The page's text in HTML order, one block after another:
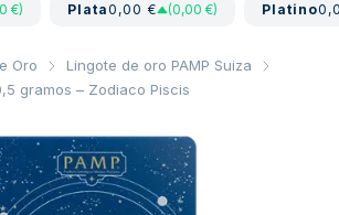
€) Plata0,00 € (0,00 €) Platino
Oro
Lingote de oro PAMP Suiza
gramos – Zodiaco Piscis